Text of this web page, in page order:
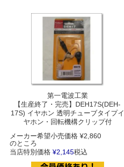
第一電波工業
【生産終了・完売】DEH17S(DEH-
17S) イヤホン 透明チューブタイプイ
ヤホン・回転機構クリップ付
メーカー希望小売価格 ¥2,860
のところ
当店特別価格 ¥2,145税込